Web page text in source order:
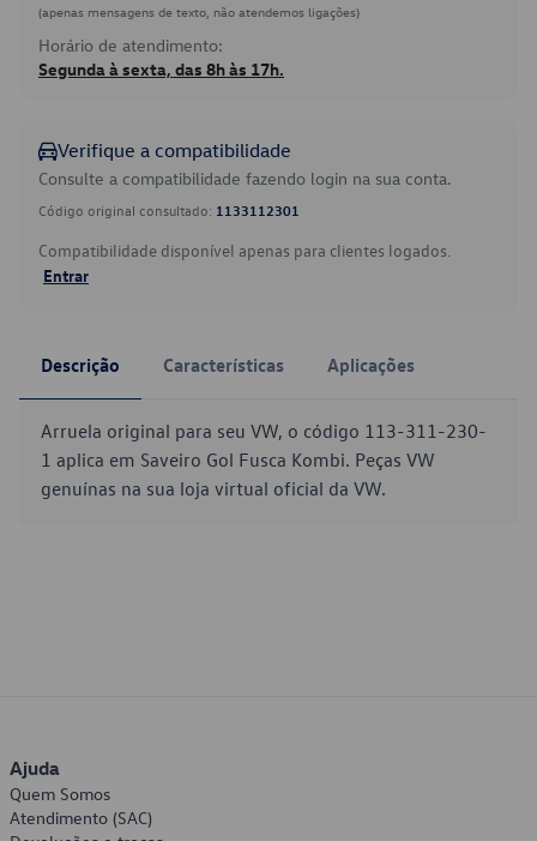
(apenas mensagens de texto, não atendemos ligações)
Horário de atendimento:
Segunda à sexta, das 8h às 17h.
Verifique a compatibilidade
Consulte a compatibilidade fazendo login na sua conta.
Código original consultado: 1133112301
Compatibilidade disponível apenas para clientes logados.
Entrar
Descrição Características Aplicações
Arruela original para seu VW, o código 113-311-230-
1 aplica em Saveiro Gol Fusca Kombi. Peças VW
genuínas na sua loja virtual oficial da VW.
Ajuda
Quem Somos
Atendimento (SAC)